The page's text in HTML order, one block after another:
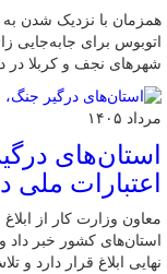
همزمان با نزدیک شدن به
اتوبوس برای جابه‌جایی
شهرهای نجف و کربلا در
مرداد ۱۴۰۵
استان‌های
اعتبارات ملی
نهایی ابلاغ قرار دارد